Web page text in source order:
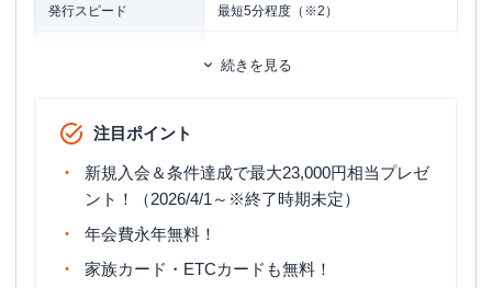
発行スピード 最短5分程度（※2）
家族カード
ETCカード発行期間 最短1週間
マイル還元率（最大）
旅行傷害保険 海外旅行傷害保険（利用付帯）
続きを見る
注目ポイント
新規入会＆条件達成で最大23,000円相当プレゼ
ント！（2026/4/1～※終了時期未定）
年会費永年無料！
家族カード・ETCカードも無料！